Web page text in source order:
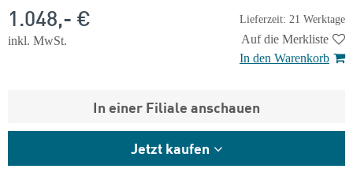
Lieferzeit: 21 Werktage
1.048,- €
inkl. MwSt.
Auf die Merkliste
In den Warenkorb
In einer Filiale anschauen
Jetzt kaufen